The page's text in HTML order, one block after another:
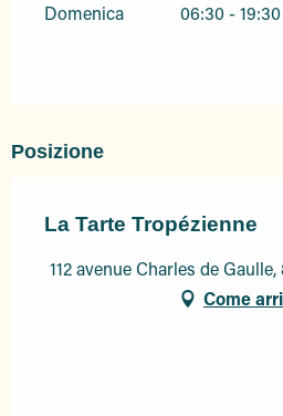
Domenica 06:30 - 19:30
Posizione
La Tarte Tropézienne
112 avenue Charles de
Come